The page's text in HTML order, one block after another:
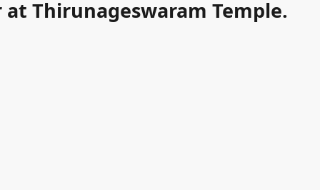
Thirunageswaram Temple.